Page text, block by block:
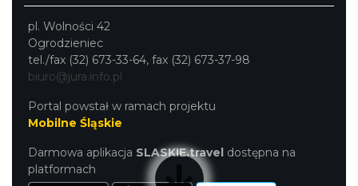
2026-08-15
15.22 km
Dni Wolbromia 2026
Wolbrom
pl. Wolności 42
Ogrodzieniec
tel./fax (32) 673-33-64, fax (32) 673-37-98
biuro@jura.info.pl
Portal powstał w ramach projektu
Mobilne Śląskie
Darmowa aplikacja SLASKIE.travel dostępna na
platformach